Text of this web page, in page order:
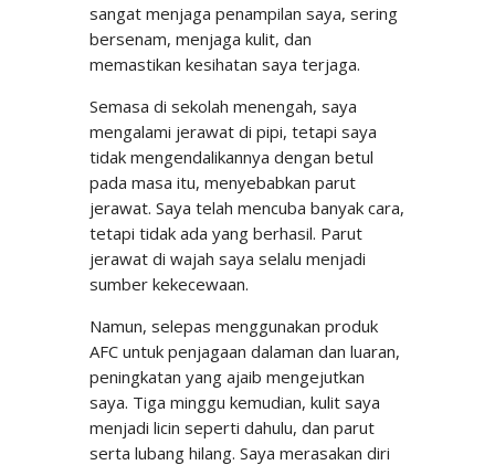
sangat menjaga penampilan saya, sering
bersenam, menjaga kulit, dan
memastikan kesihatan saya terjaga.
Semasa di sekolah menengah, saya
mengalami jerawat di pipi, tetapi saya
tidak mengendalikannya dengan betul
pada masa itu, menyebabkan parut
jerawat. Saya telah mencuba banyak cara,
tetapi tidak ada yang berhasil. Parut
jerawat di wajah saya selalu menjadi
sumber kekecewaan.
Namun, selepas menggunakan produk
AFC untuk penjagaan dalaman dan luaran,
peningkatan yang ajaib mengejutkan
saya. Tiga minggu kemudian, kulit saya
menjadi licin seperti dahulu, dan parut
serta lubang hilang. Saya merasakan diri